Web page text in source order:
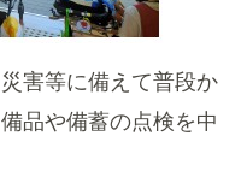
害等に備えて普段か
品や備蓄の点検を中